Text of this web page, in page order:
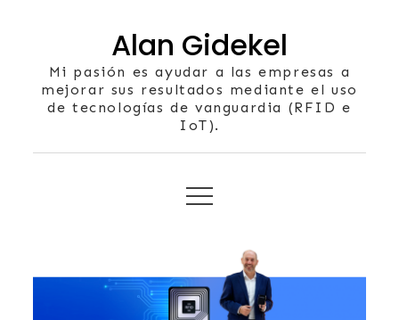
Alan Gidekel
Mi pasión es ayudar a las empresas a
mejorar sus resultados mediante el uso
de tecnologías de vanguardia (RFID e
IoT).